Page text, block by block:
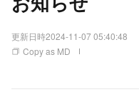
更新日時2024-11-07 05:40:48
Copy as MD